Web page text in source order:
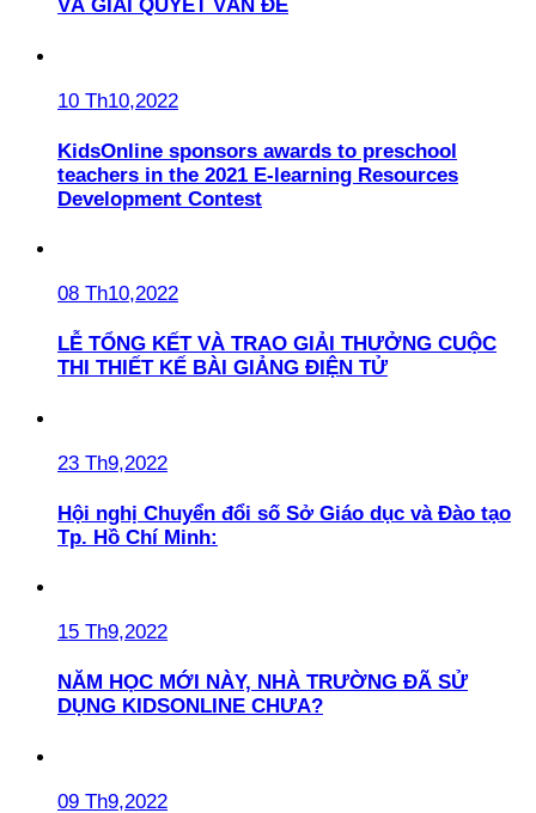
VÀ GIẢI QUYẾT VẤN ĐỀ
10 Th10,2022
KidsOnline sponsors awards to preschool
teachers in the 2021 E-learning Resources
Development Contest
08 Th10,2022
LỄ TỔNG KẾT VÀ TRAO GIẢI THƯỞNG CUỘC
THI THIẾT KẾ BÀI GIẢNG ĐIỆN TỬ
23 Th9,2022
Hội nghị Chuyển đổi số Sở Giáo dục và Đào tạo
Tp. Hồ Chí Minh:
15 Th9,2022
NĂM HỌC MỚI NÀY, NHÀ TRƯỜNG ĐÃ SỬ
DỤNG KIDSONLINE CHƯA?
09 Th9,2022